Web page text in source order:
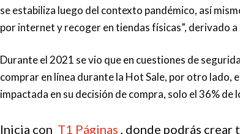
se estabiliza luego del contexto pandémico, así
por internet y recoger en tiendas físicas”, derivado
Durante el 2021 se vio que en cuestiones de
comprar en línea durante la Hot Sale, por otro lado,
impactada en su decisión de compra, solo el 36%
Inicia con T1 Páginas , donde podrás